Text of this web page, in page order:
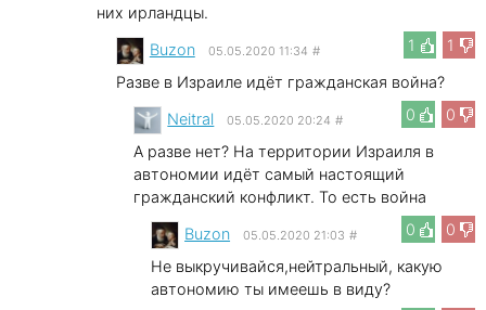
них ирландцы.
1
1
Buzon 05.05.2020 11:34 #
Разве в Израиле идёт гражданская война?
0
0
Neitral 05.05.2020 20:24 #
А разве нет? На территории Израиля в
автономии идёт самый настоящий
гражданский конфликт. То есть война
0
0
Buzon 05.05.2020 21:03 #
Не выкручивайся,нейтральный, какую
автономию ты имеешь в виду?